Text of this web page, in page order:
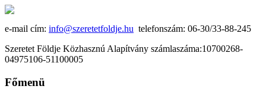
e-mail cím: info@szeretetfoldje.hu telefonszám: 06-30/33-88-245
Szeretet Földje Közhasznú Alapítvány számlaszáma:10700268-
04975106-51100005
Főmenü